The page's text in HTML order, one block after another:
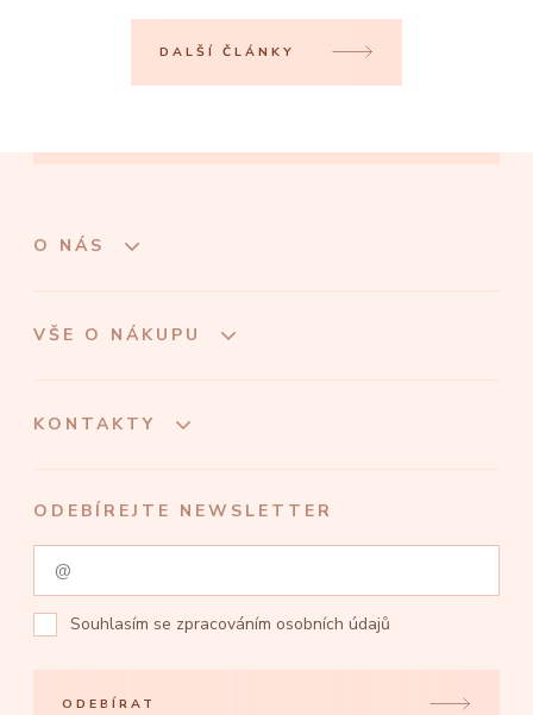
DALŠÍ ČLÁNKY
O NÁS
VŠE O NÁKUPU
KONTAKTY
ODEBÍREJTE NEWSLETTER
Souhlasím se zpracováním osobních údajů
ODEBÍRAT